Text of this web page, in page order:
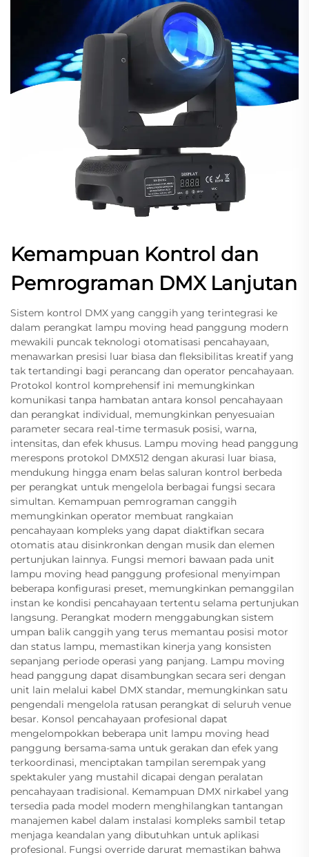
Kemampuan Kontrol dan
Pemrograman DMX Lanjutan
Sistem kontrol DMX yang canggih yang terintegrasi ke
dalam perangkat lampu moving head panggung modern
mewakili puncak teknologi otomatisasi pencahayaan,
menawarkan presisi luar biasa dan fleksibilitas kreatif yang
tak tertandingi bagi perancang dan operator pencahayaan.
Protokol kontrol komprehensif ini memungkinkan
komunikasi tanpa hambatan antara konsol pencahayaan
dan perangkat individual, memungkinkan penyesuaian
parameter secara real-time termasuk posisi, warna,
intensitas, dan efek khusus. Lampu moving head panggung
merespons protokol DMX512 dengan akurasi luar biasa,
mendukung hingga enam belas saluran kontrol berbeda
per perangkat untuk mengelola berbagai fungsi secara
simultan. Kemampuan pemrograman canggih
memungkinkan operator membuat rangkaian
pencahayaan kompleks yang dapat diaktifkan secara
otomatis atau disinkronkan dengan musik dan elemen
pertunjukan lainnya. Fungsi memori bawaan pada unit
lampu moving head panggung profesional menyimpan
beberapa konfigurasi preset, memungkinkan pemanggilan
instan ke kondisi pencahayaan tertentu selama pertunjukan
langsung. Perangkat modern menggabungkan sistem
umpan balik canggih yang terus memantau posisi motor
dan status lampu, memastikan kinerja yang konsisten
sepanjang periode operasi yang panjang. Lampu moving
head panggung dapat disambungkan secara seri dengan
unit lain melalui kabel DMX standar, memungkinkan satu
pengendali mengelola ratusan perangkat di seluruh venue
besar. Konsol pencahayaan profesional dapat
mengelompokkan beberapa unit lampu moving head
panggung bersama-sama untuk gerakan dan efek yang
terkoordinasi, menciptakan tampilan serempak yang
spektakuler yang mustahil dicapai dengan peralatan
pencahayaan tradisional. Kemampuan DMX nirkabel yang
tersedia pada model modern menghilangkan tantangan
manajemen kabel dalam instalasi kompleks sambil tetap
menjaga keandalan yang dibutuhkan untuk aplikasi
profesional. Fungsi override darurat memastikan bahwa